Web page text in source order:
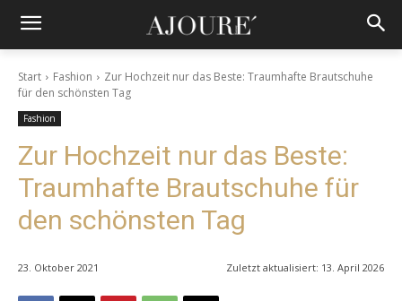
Start Fashion
Zur Hochzeit nur das Beste: Traumhafte Brautschuhe
für den schönsten Tag
Fashion
Zur Hochzeit nur das Beste:
Traumhafte Brautschuhe für
den schönsten Tag
23. Oktober 2021 Zuletzt aktualisiert: 13. April 2026